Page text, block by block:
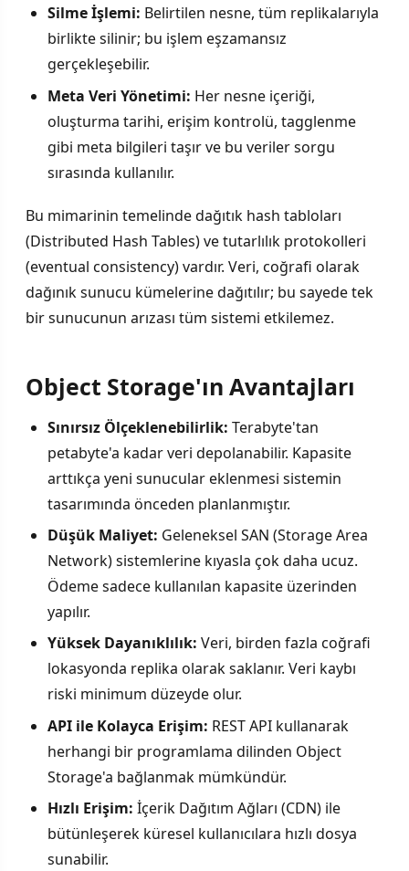
Silme İşlemi: Belirtilen nesne, tüm replikalarıyla
birlikte silinir; bu işlem eşzamansız
gerçekleşebilir.
Meta Veri Yönetimi: Her nesne içeriği,
oluşturma tarihi, erişim kontrolü, tagglenme
gibi meta bilgileri taşır ve bu veriler sorgu
sırasında kullanılır.
Bu mimarinin temelinde dağıtık hash tabloları
(Distributed Hash Tables) ve tutarlılık protokolleri
(eventual consistency) vardır. Veri, coğrafi olarak
dağınık sunucu kümelerine dağıtılır; bu sayede tek
bir sunucunun arızası tüm sistemi etkilemez.
Object Storage'ın Avantajları
Sınırsız Ölçeklenebilirlik: Terabyte'tan
petabyte'a kadar veri depolanabilir. Kapasite
arttıkça yeni sunucular eklenmesi sistemin
tasarımında önceden planlanmıştır.
Düşük Maliyet: Geleneksel SAN (Storage Area
Network) sistemlerine kıyasla çok daha ucuz.
Ödeme sadece kullanılan kapasite üzerinden
yapılır.
Yüksek Dayanıklılık: Veri, birden fazla coğrafi
lokasyonda replika olarak saklanır. Veri kaybı
riski minimum düzeyde olur.
API ile Kolayca Erişim: REST API kullanarak
herhangi bir programlama dilinden Object
Storage'a bağlanmak mümkündür.
Hızlı Erişim: İçerik Dağıtım Ağları (CDN) ile
bütünleşerek küresel kullanıcılara hızlı dosya
sunabilir.